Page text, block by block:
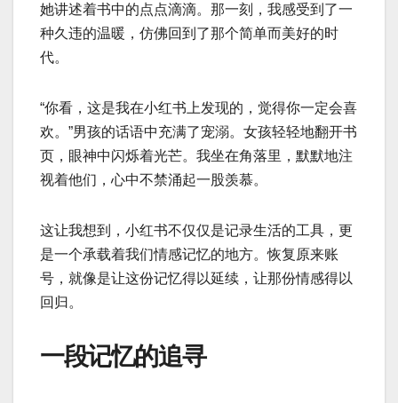
她讲述着书中的点点滴滴。那一刻，我感受到了一
种久违的温暖，仿佛回到了那个简单而美好的时
代。
“你看，这是我在小红书上发现的，觉得你一定会喜
欢。”男孩的话语中充满了宠溺。女孩轻轻地翻开书
页，眼神中闪烁着光芒。我坐在角落里，默默地注
视着他们，心中不禁涌起一股羡慕。
这让我想到，小红书不仅仅是记录生活的工具，更
是一个承载着我们情感记忆的地方。恢复原来账
号，就像是让这份记忆得以延续，让那份情感得以
回归。
一段记忆的追寻